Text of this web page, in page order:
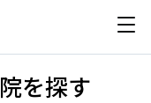
を探す